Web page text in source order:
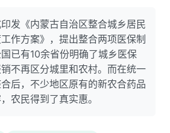
发《内蒙古自治区整合城乡居民
作方案》，提出整合两项医保制
已有10余省份明确了城乡医保
不再区分城里和农村。而在统一
后，不少地区原有的新农合药品
农民得到了真实惠。